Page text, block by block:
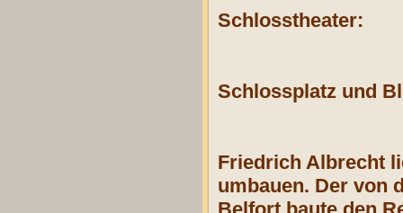
Schlosstheater:
Schlossplatz und
Friedrich Albrecht
umbauen. Der von